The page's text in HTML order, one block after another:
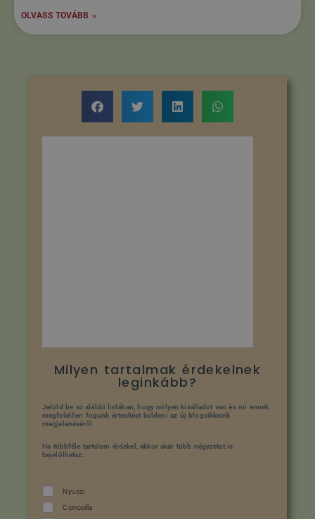
OLVASS TOVÁBB »
Milyen tartalmak érdekelnek
leginkább?
Jelöld be az alábbi listában, hogy milyen kisálladot van és mi ennek
megfelelően fogunk értesítést küldeni az új blogcikkeink
megjelenéséről.
Ha többféle tartalom érdekel, akkor akár több négyzetet is
bejelölhetsz.
Nyuszi
Csincsilla